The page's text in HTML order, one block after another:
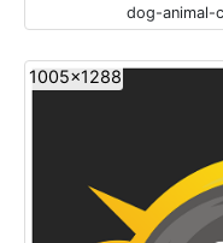
dog-animal-
1005x1288